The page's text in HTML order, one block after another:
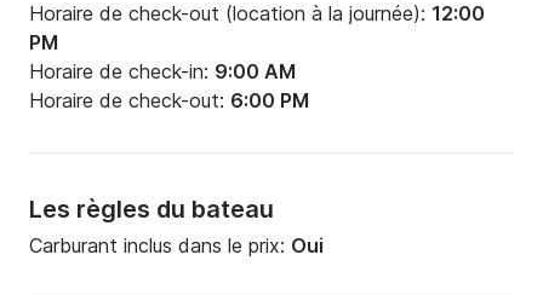
Horaire de check-out (location à la journée): 12:00
PM
Horaire de check-in: 9:00 AM
Horaire de check-out: 6:00 PM
Les règles du bateau
Carburant inclus dans le prix: Oui